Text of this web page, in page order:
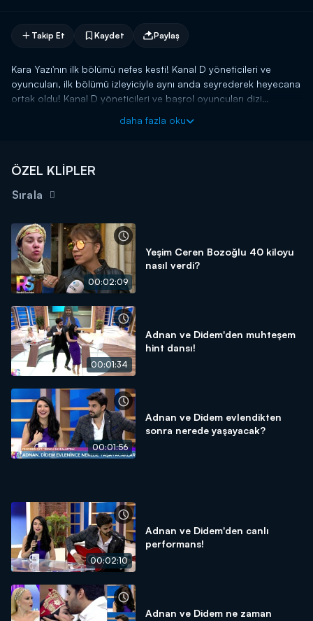
Takip Et Kaydet Paylaş
Kara Yazı'nın ilk bölümü nefes kesti! Kanal D yöneticileri ve
oyuncuları, ilk bölümü izleyiciyle aynı anda seyrederek heyecana
ortak oldu! Kanal D yöneticileri ve başrol oyuncuları dizi
daha fazla oku
ÖZEL KLİPLER
Sırala
00:02:09
Yeşim Ceren Bozoğlu 40 kiloyu
nasıl verdi?
00:01:34
Adnan ve Didem'den muhteşem
hint dansı!
00:01:56
Adnan ve Didem evlendikten
sonra nerede yaşayacak?
00:02:10
Adnan ve Didem'den canlı
performans!
Adnan ve Didem ne zaman